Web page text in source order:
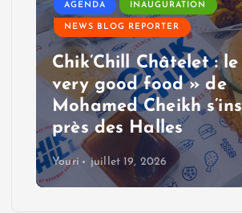
AGENDA INAUGURATION
NEWS BLOG REPORTER
Chik’Chill Châtelet :
very good food » de
Mohamed Cheikh
près des Halles
Youri juillet 19, 2026